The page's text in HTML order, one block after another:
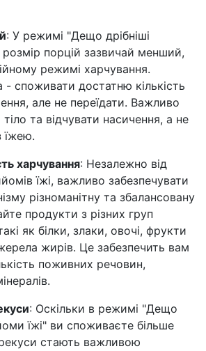
: У режимі "Дещо дрібніші
порцій зазвичай менший,
режимі харчування.
- споживати достатню кількість
але не переїдати. Важливо
та відчувати насичення, а не
їжею.
харчування: Незалежно від
їжі, важливо забезпечувати
різноманітну та збалансовану
продукти з різних груп
як білки, злаки, овочі, фрукти
жирів. Це забезпечить вам
поживних речовин,
: Оскільки в режимі "Дещо
їжі" ви споживаєте більше
стають важливою